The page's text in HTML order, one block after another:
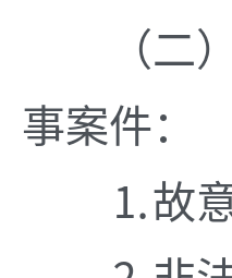
（二）
事案件：
⒈故意伤